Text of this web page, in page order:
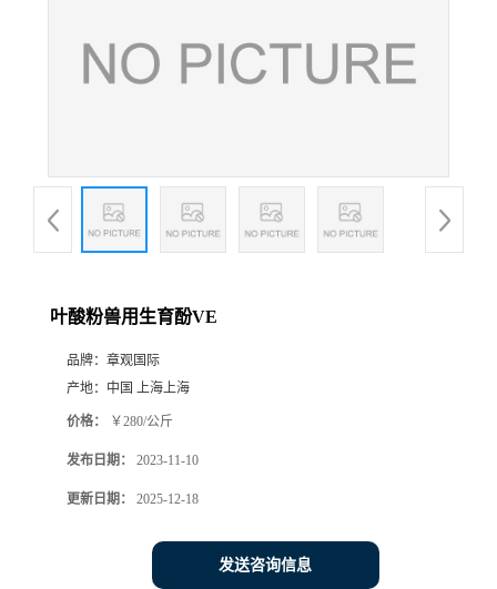
叶酸粉兽用生育酚VE
品牌： 章观国际
产地： 中国 上海上海
价格： ￥280/公斤
发布日期： 2023-11-10
更新日期： 2025-12-18
发送咨询信息